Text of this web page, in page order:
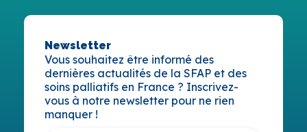
Newsletter
Vous souhaitez être informé des
dernières actualités de la SFAP et des
soins palliatifs en France ? Inscrivez-
vous à notre newsletter pour ne rien
manquer !